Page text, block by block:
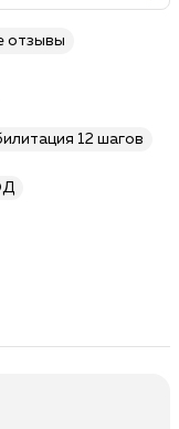
отзывы
12 шагов